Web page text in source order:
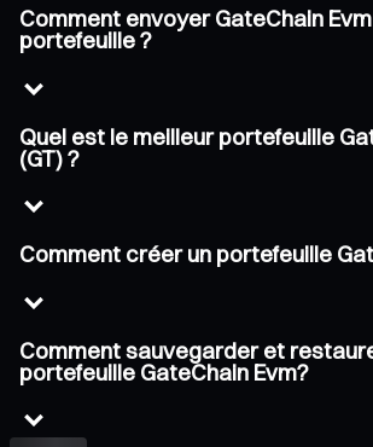
Comment envoyer GateChain
portefeuille ?
Quel est le meilleur portefeuille
(GT) ?
Comment créer un portefeuille
Comment sauvegarder et
portefeuille GateChain Evm?